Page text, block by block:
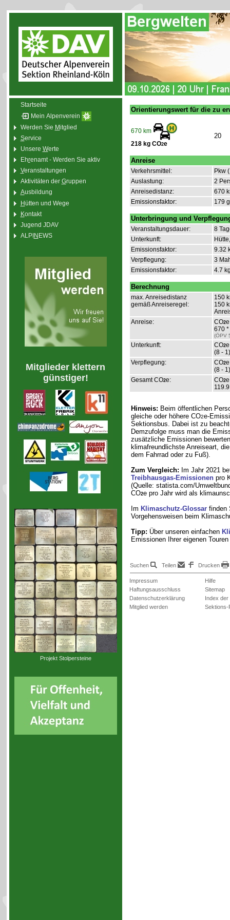
Startseite
Mein Alpenverein
Werden Sie Mitglied
Service
Unsere Werte
Ehrenamt - Werden Sie aktiv
Veranstaltungen
Aktivitäten der Gruppen
Ausbildung
Hütten und Wege
Kontakt
Jugend JDAV
ALPINEWS
Mitglieder klettern
günstiger!
Projekt Stolpersteine
Orientierungswert für die zu
670 km
218 kg CO2e
20
Anreise
Verkehrsmittel:
Pkw
Auslastung:
2
Anreisedistanz:
670
Emissionsfaktor:
179
Unterbringung und
Veranstaltungsdauer:
8
Unterkunft:
Emissionsfaktor:
9.32
Verpflegung:
3
Emissionsfaktor:
4.7
Berechnung
max. Anreisedistanz
gemäß Anreiseregel:
150
150
Anreise:
CO2
670
(ÖPV
Unterkunft: CO2
(8 -
Verpflegung:
CO2
(8 -
Gesamt CO2e: CO2
Hinweis: Beim öffentlichen
gleiche oder höhere CO2e-
Sektionsbus. Dabei ist zu
Demzufolge muss man die
zusätzliche Emissionen
klimafreundlichste Anreiseart,
dem Fahrrad oder zu Fuß).
Zum Vergleich: Im Jahr 2021
Treibhausgas-Emissionenpro
(Quelle: statista.com/
CO2e pro Jahr wird als
Im Klimaschutz-Glossarfinden
Vorgehensweisen beim
Tipp: Über unseren einfachen
Emissionen Ihrer eigenen
Suchen Teilen Drucken
Impressum
Haftungsausschluss
Datenschutzerklärung
Mitglied werden
Hilfe
Sitemap
Index der
Sektions-